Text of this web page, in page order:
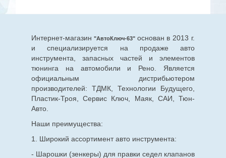
Интернет-магазин "АвтоКлюч-63" основан в 2013 г.
и специализируется на продаже авто
инструмента, запасных частей и элементов
тюнинга на автомобили и Рено. Является
официальным дистрибьютером
производителей: ТДМК, Технологии Будущего,
Пластик-Троя, Сервис Ключ, Маяк, САИ, Тюн-
Авто.
Наши преимущества:
1. Широкий ассортимент авто инструмента:
- Шарошки (зенкеры) для правки седел клапанов